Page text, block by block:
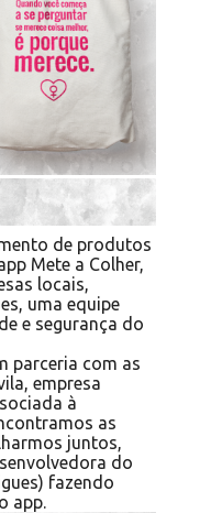
de produtos
Mete a Colher,
locais,
uma equipe
e segurança do
parceria com as
empresa
à
as
juntos,
do
fazendo
app.